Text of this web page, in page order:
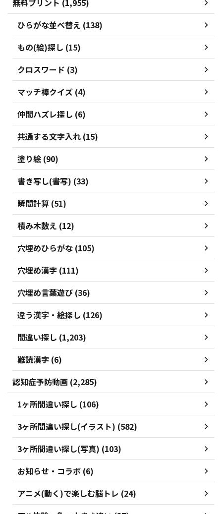
無料プリント (1,955)
ひらがな並べ替え (138)
もの(絵)探し (15)
クロスワード (3)
マッチ棒クイズ (4)
仲間ハズレ探し (6)
共通する文字入れ (15)
塗り絵 (90)
書き写し(書写) (33)
瞬間計算 (51)
積み木数え (12)
穴埋めひらがな (105)
穴埋め漢字 (111)
穴埋め言葉遊び (36)
違う漢字・絵探し (126)
間違い探し (1,203)
難読漢字 (6)
認知症予防動画 (2,285)
1ヶ所間違い探し (106)
3ヶ所間違い探し(イラスト) (582)
3ヶ所間違い探し(写真) (103)
お知らせ・コラボ (6)
アニメ(動く)で楽しむ脳トレ (24)